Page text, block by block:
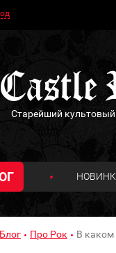
Старейший
Про Рок В каком